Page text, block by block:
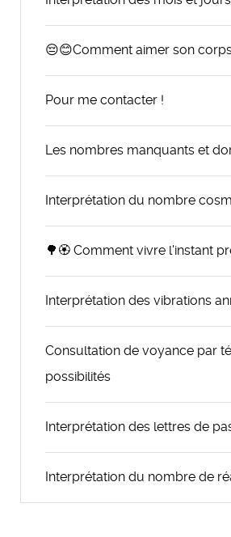
😔😊Comment aimer son
Pour me contacter !
Les nombres manquants et
Interprétation du nombre
🌳🏵️ Comment vivre l'instant
Interprétation des vibrations
Consultation de voyance par
possibilités
Interprétation des lettres de
Interprétation du nombre de